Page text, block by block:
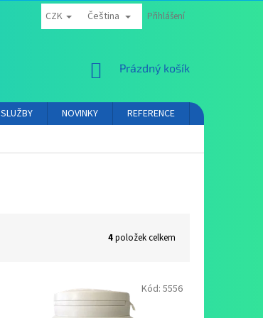
OCHRANA OSOBNÍCH ÚDAJŮ PROVIZNÍ SYSTÉM
CZK Čeština Přihlášení
NÁKUPNÍ
Prázdný košík
SLUŽBY NOVINKY REFERENCE
4položek celkem
Kód: 5556